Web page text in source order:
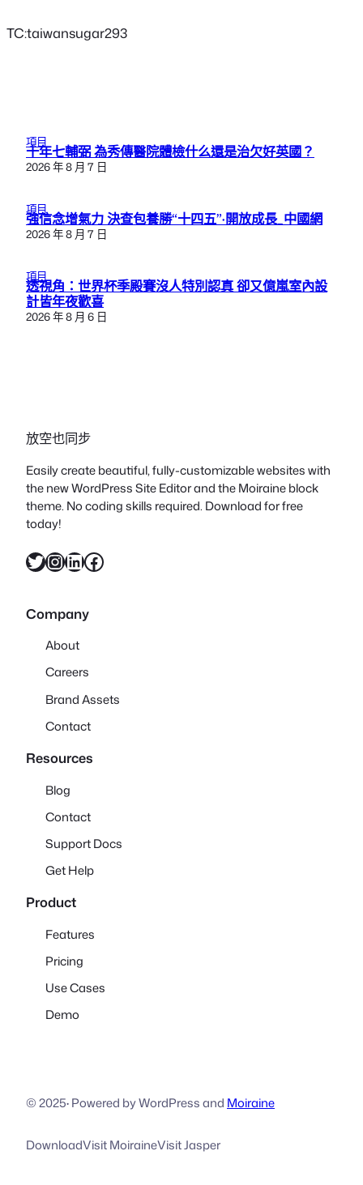
TC:taiwansugar293
項目
十年七輔弼 為秀傳醫院體檢什么還是治欠好英國？
2026 年 8 月 7 日
項目
強信念增氣力 決查包養勝“十四五”·開放成長_中國網
2026 年 8 月 7 日
項目
透視角：世界杯季殿賽沒人特別認真 卻又億嵐室內設
計皆年夜歡喜
2026 年 8 月 6 日
放空也同步
Easily create beautiful, fully-customizable websites with
the new WordPress Site Editor and the Moiraine block
theme. No coding skills required. Download for free
today!
X InstagramLinkedIn Facebook
Company
About
Careers
Brand Assets
Contact
Resources
Blog
Contact
Support Docs
Get Help
Product
Features
Pricing
Use Cases
Demo
© 2025·Powered by WordPress and Moiraine
DownloadVisit MoiraineVisit Jasper